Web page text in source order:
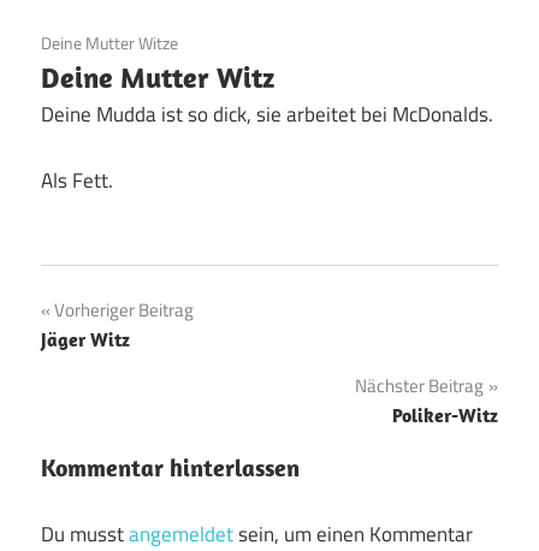
19. Juni 2020
Deine Mutter Witze
Deine Mutter Witz
Deine Mudda ist so dick, sie arbeitet bei McDonalds.
Als Fett.
Beitragsnavigation
Vorheriger Beitrag
Jäger Witz
Nächster Beitrag
Poliker-Witz
Kommentar hinterlassen
Du musstangemeldetsein, um einen Kommentar